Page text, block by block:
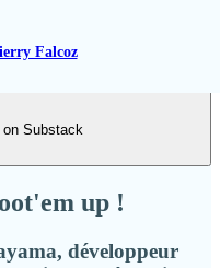
Falcoz
on Substack
up !
développeur